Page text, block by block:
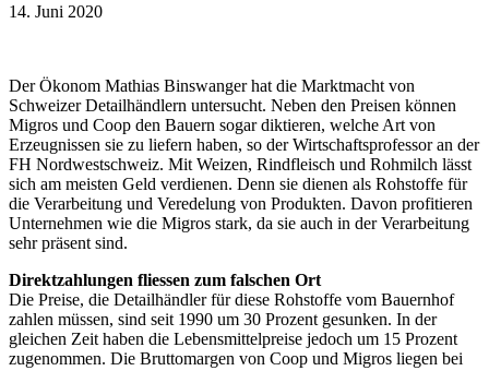
14. Juni 2020
Der Ökonom Mathias Binswanger hat die Marktmacht von
Schweizer Detailhändlern untersucht. Neben den Preisen können
Migros und Coop den Bauern sogar diktieren, welche Art von
Erzeugnissen sie zu liefern haben, so der Wirtschaftsprofessor an der
FH Nordwestschweiz. Mit Weizen, Rindfleisch und Rohmilch lässt
sich am meisten Geld verdienen. Denn sie dienen als Rohstoffe für
die Verarbeitung und Veredelung von Produkten. Davon profitieren
Unternehmen wie die Migros stark, da sie auch in der Verarbeitung
sehr präsent sind.
Direktzahlungen fliessen zum falschen Ort
Die Preise, die Detailhändler für diese Rohstoffe vom Bauernhof
zahlen müssen, sind seit 1990 um 30 Prozent gesunken. In der
gleichen Zeit haben die Lebensmittelpreise jedoch um 15 Prozent
zugenommen. Die Bruttomargen von Coop und Migros liegen bei